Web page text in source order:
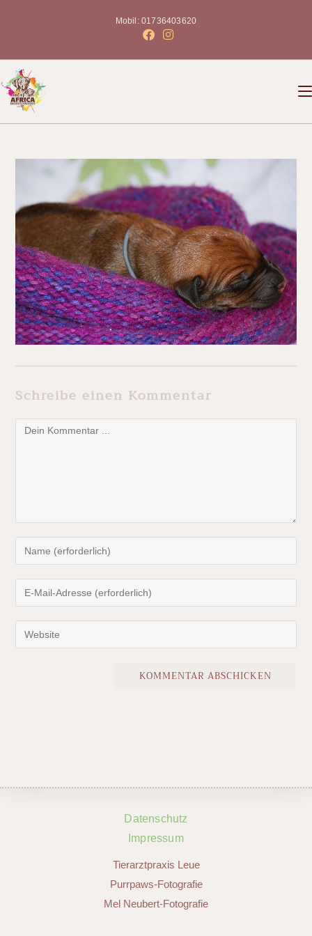
Mobil: 01736403620
Schreibe einen Kommentar
Datenschutz
Impressum
Tierarztpraxis Leue
Purrpaws-Fotografie
Mel Neubert-Fotografie